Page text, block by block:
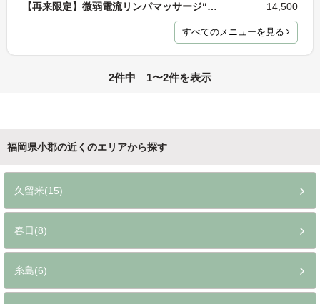
【再来限定】微弱電流リンパマッサージ“エナジーボデ…
14,500
すべてのメニューを見る
2件中 1〜2件を表示
福岡県小郡の近くのエリアから探す
久留米(15)
春日(8)
糸島(6)